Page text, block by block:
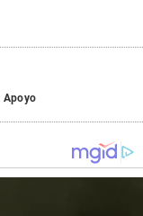
Apoyo